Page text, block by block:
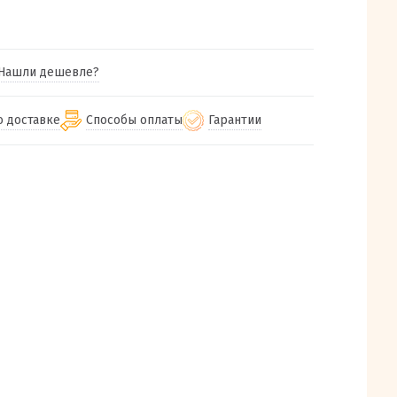
дешевле?
доставке Способы оплаты Гарантии